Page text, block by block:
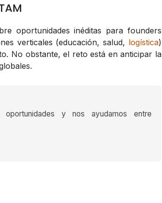
oportunidades inéditas para founders
verticales (educación, salud, logística)
No obstante, el reto está en anticipar la
oportunidades y nos ayudamos entre